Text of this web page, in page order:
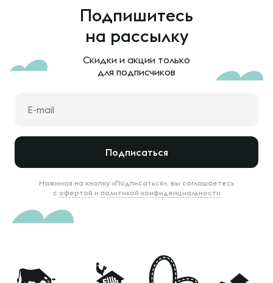
Подпишитесь
на рассылку
Скидки и акции только
для подписчиков
Подписаться
Нажимая на кнопку «Подписаться», вы соглашаетесь
с офертой и политикой конфиденциальности